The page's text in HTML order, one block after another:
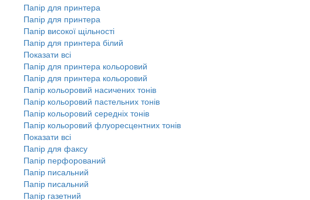
Папір для принтера
Папір для принтера
Папір високої щільності
Папір для принтера білий
Показати всі
Папір для принтера кольоровий
Папір для принтера кольоровий
Папір кольоровий насичених тонів
Папір кольоровий пастельних тонів
Папір кольоровий середніх тонів
Папір кольоровий флуоресцентних тонів
Показати всі
Папір для факсу
Папір перфорований
Папір писальний
Папір писальний
Папір газетний